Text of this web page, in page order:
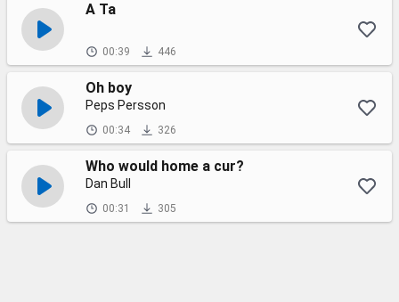
A Ta
00:39 446
Oh boy
Peps Persson
00:34 326
Who would home a cur?
Dan Bull
00:31 305